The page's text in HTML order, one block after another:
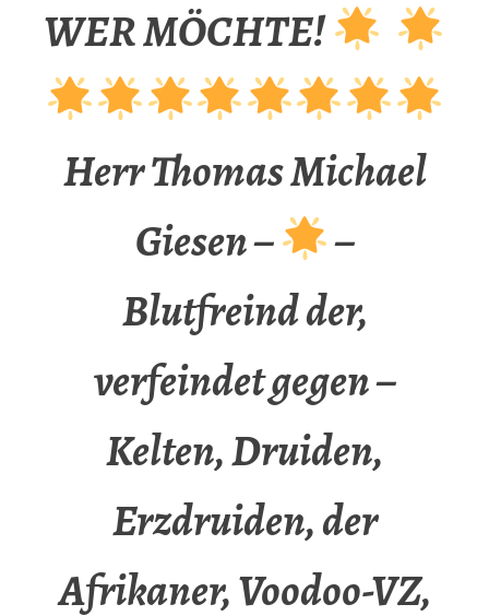
WER MÖCHTE!
Herr Thomas Michael
Giesen –
–
Blutfreind der,
verfeindet gegen –
Kelten, Druiden,
Erzdruiden, der
Afrikaner, Voodoo-VZ,